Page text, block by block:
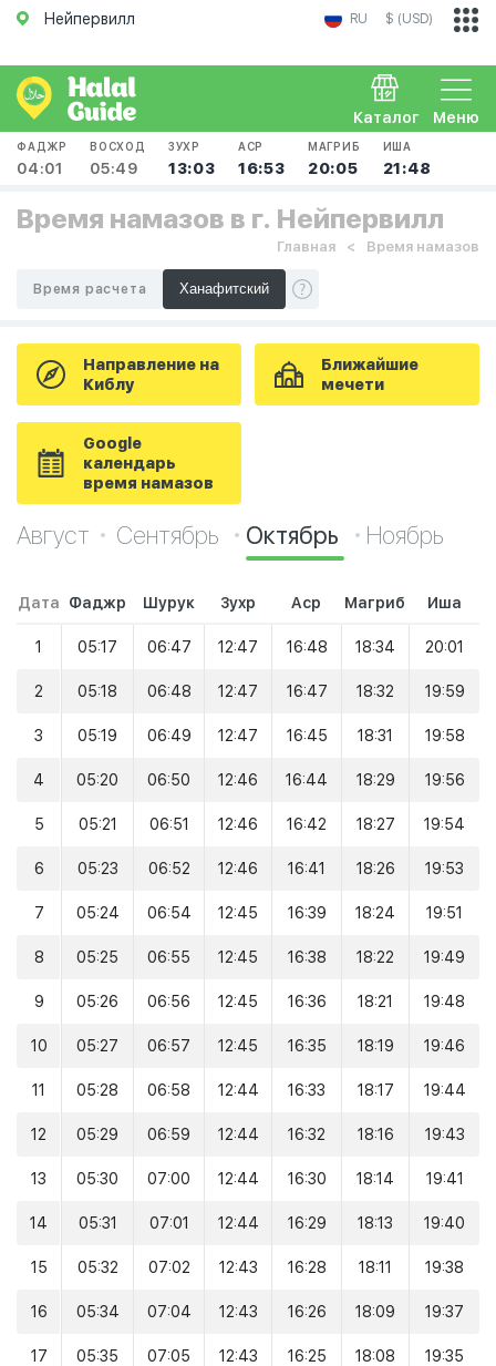
Нейпервилл RU $ (USD)
Меню
Каталог
ФАДЖР
04:01
ВОСХОД
05:49
ЗУХР
13:03
АСР
16:53
МАГРИБ
20:05
ИША
21:48
Время намазов в г. Нейпервилл
Главная Время намазов
Время расчета
Направление на
Киблу
Ближайшие
мечети
Google
календарь
время намазов
Август Сентябрь Октябрь Ноябрь
Дата Фаджр Шурук Зухр Аср Магриб Иша
1 05:17 06:47 12:47 16:48 18:34 20:01
2 05:18 06:48 12:47 16:47 18:32 19:59
3 05:19 06:49 12:47 16:45 18:31 19:58
4 05:20 06:50 12:46 16:44 18:29 19:56
5 05:21 06:51 12:46 16:42 18:27 19:54
6 05:23 06:52 12:46 16:41 18:26 19:53
7 05:24 06:54 12:45 16:39 18:24 19:51
8 05:25 06:55 12:45 16:38 18:22 19:49
9 05:26 06:56 12:45 16:36 18:21 19:48
10 05:27 06:57 12:45 16:35 18:19 19:46
11 05:28 06:58 12:44 16:33 18:17 19:44
12 05:29 06:59 12:44 16:32 18:16 19:43
13 05:30 07:00 12:44 16:30 18:14 19:41
14 05:31 07:01 12:44 16:29 18:13 19:40
15 05:32 07:02 12:43 16:28 18:11 19:38
16 05:34 07:04 12:43 16:26 18:09 19:37
17 05:35 07:05 12:43 16:25 18:08 19:35